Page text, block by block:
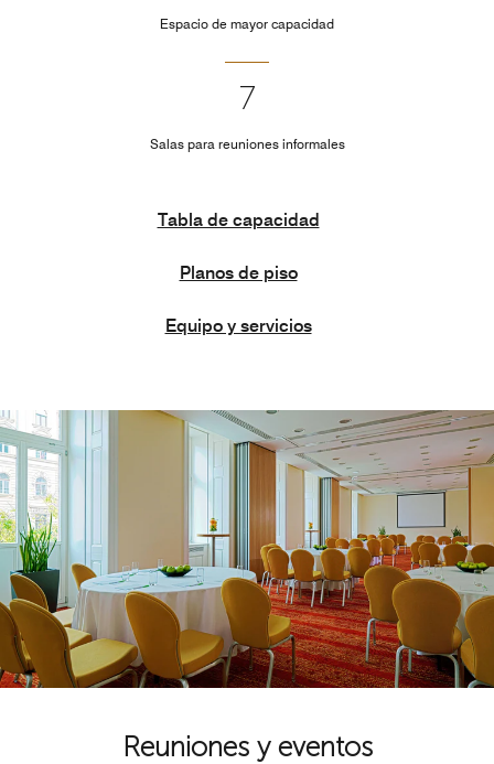
Espacio de mayor capacidad
7
Salas para reuniones informales
Tabla de capacidad
Planos de piso
Equipo y servicios
Reuniones y eventos